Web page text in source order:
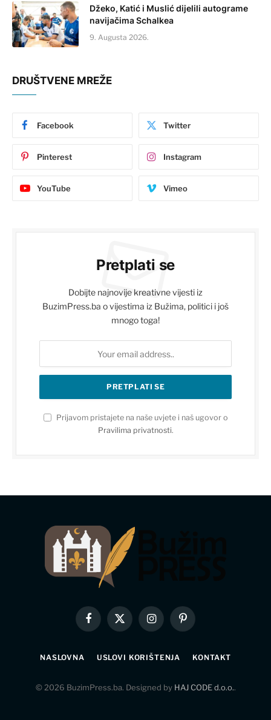
Džeko, Katić i Muslić dijelili autograme
navijačima Schalkea
9. Augusta 2026.
DRUŠTVENE MREŽE
Facebook Twitter
Pinterest Instagram
YouTube Vimeo
Pretplati se
Dobijte najnovije kreativne vijesti iz
BuzimPress.ba o vijestima iz Bužima, politici i još
mnogo toga!
Prijavom pristajete na naše uvjete i naš ugovor o
Pravilima privatnosti.
Facebook
X
InstagramPinterest
NASLOVNA USLOVI KORIŠTENJA KONTAKT
© 2026 BuzimPress.ba. Designed by HAJ CODE d.o.o..